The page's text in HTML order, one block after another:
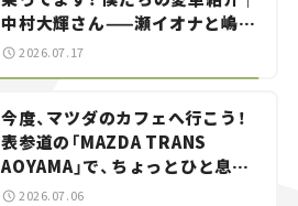
中村大輝さん——瀬イオナと嶋田
智之の「クルマでざっくばらんば
2026.07.17
今度、マツダのカフェへ行こう！
表参道の「MAZDA TRANS
AOYAMA」で、ちょっとひと息。
——連載｜CCGとクルマでどうす
2026.07.06